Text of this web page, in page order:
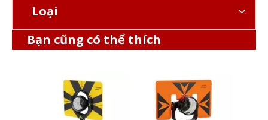
Loại
Bạn cũng có thể thích